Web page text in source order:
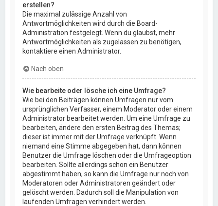
erstellen?
Die maximal zulässige Anzahl von
Antwortmöglichkeiten wird durch die Board-
Administration festgelegt. Wenn du glaubst, mehr
Antwortmöglichkeiten als zugelassen zu benötigen,
kontaktiere einen Administrator.
Nach oben
Wie bearbeite oder lösche ich eine Umfrage?
Wie bei den Beiträgen können Umfragen nur vom
ursprünglichen Verfasser, einem Moderator oder einem
Administrator bearbeitet werden. Um eine Umfrage zu
bearbeiten, ändere den ersten Beitrag des Themas;
dieser ist immer mit der Umfrage verknüpft. Wenn
niemand eine Stimme abgegeben hat, dann können
Benutzer die Umfrage löschen oder die Umfrageoption
bearbeiten. Sollte allerdings schon ein Benutzer
abgestimmt haben, so kann die Umfrage nur noch von
Moderatoren oder Administratoren geändert oder
gelöscht werden. Dadurch soll die Manipulation von
laufenden Umfragen verhindert werden.